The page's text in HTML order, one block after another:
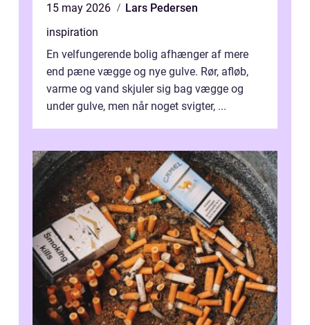
15 may 2026
Lars Pedersen
inspiration
En velfungerende bolig afhænger af mere
end pæne vægge og nye gulve. Rør, afløb,
varme og vand skjuler sig bag vægge og
under gulve, men når noget svigter, ...